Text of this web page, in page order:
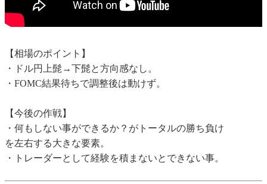
【相場のポイント】
・ドル円上髭→下髭と方向感なし。
・FOMC結果待ちで調整後は動けず。
【今後の作戦】
・何もしない事ができるか？がトータルの勝ち負け
を左右する大きな要素。
・トレーダーとして経験を積まないとできない事。